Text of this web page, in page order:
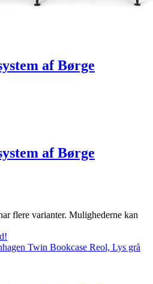
af Børge
af Børge
flere varianter. Mulighederne kan